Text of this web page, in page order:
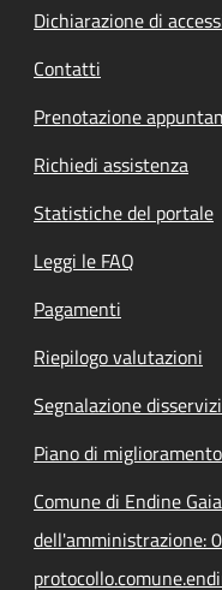
Dichiarazione di
Contatti
Prenotazione
Richiedi assistenza
Statistiche del portale
Leggi le FAQ
Pagamenti
Riepilogo valutazioni
Segnalazione
Piano di
Comune di Endine
dell'amministrazione: